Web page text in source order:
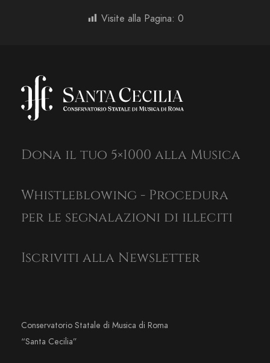
Visite alla Pagina: 0
Dona il tuo 5×1000 alla Musica
Whistleblowing - Procedura
per le segnalazioni di illeciti
Iscriviti alla Newsletter
Conservatorio Statale di Musica di Roma
“Santa Cecilia”